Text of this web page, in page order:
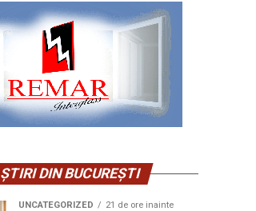
ȘTIRI DIN BUCUREȘTI
UNCATEGORIZED 21 de ore inainte